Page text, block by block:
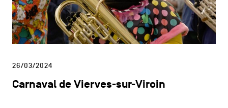
26/03/2024
Carnaval de Vierves-sur-Viroin